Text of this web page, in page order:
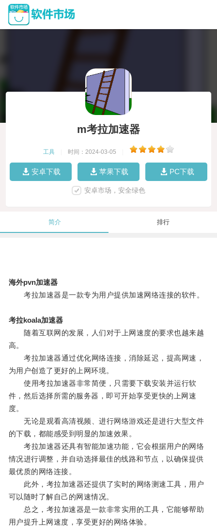
m考拉加速器
工具 时间：2024-03-05
安卓下载 苹果下载 PC下载
安卓市场，安全绿色
简介 排行
海外pvn加速器
考拉加速器是一款专为用户提供加速网络连接的软件。
考拉koala加速器
随着互联网的发展，人们对于上网速度的要求也越来越
高。
考拉加速器通过优化网络连接，消除延迟，提高网速，
为用户创造了更好的上网环境。
使用考拉加速器非常简便，只需要下载安装并运行软
件，然后选择所需的服务器，即可开始享受更快的上网速
度。
无论是观看高清视频、进行网络游戏还是进行大型文件
的下载，都能感受到明显的加速效果。
考拉加速器还具有智能加速功能，它会根据用户的网络
情况进行调整，并自动选择最佳的线路和节点，以确保提供
最优质的网络连接。
此外，考拉加速器还提供了实时的网络测速工具，用户
可以随时了解自己的网速情况。
总之，考拉加速器是一款非常实用的工具，它能够帮助
用户提升上网速度，享受更好的网络体验。